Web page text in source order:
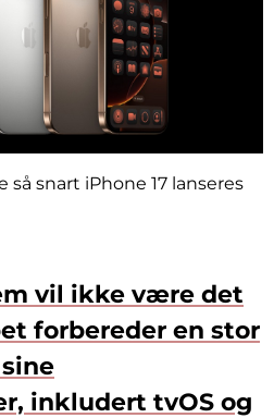
snart iPhone 17 lanseres
vil ikke være det
forbereder en stor
inkludert tvOS og